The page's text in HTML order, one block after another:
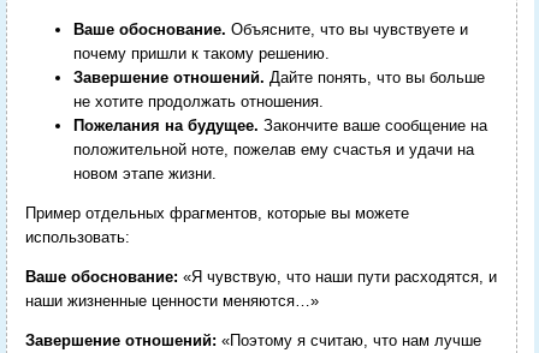
Ваше обоснование. Объясните, что вы чувствуете и
почему пришли к такому решению.
Завершение отношений. Дайте понять, что вы больше
не хотите продолжать отношения.
Пожелания на будущее. Закончите ваше сообщение на
положительной ноте, пожелав ему счастья и удачи на
новом этапе жизни.
Пример отдельных фрагментов, которые вы можете
использовать:
Ваше обоснование: «Я чувствую, что наши пути расходятся, и
наши жизненные ценности меняются…»
Завершение отношений: «Поэтому я считаю, что нам лучше